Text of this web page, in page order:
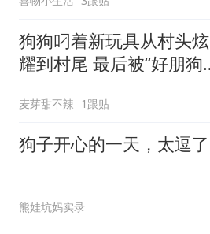
狗狗叼着新玩具从村头炫
耀到村尾 最后被“好朋狗”
麦芽甜不辣 1跟贴
狗子开心的一天，太逗了
熊娃坑妈实录